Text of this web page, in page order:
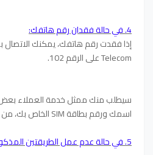
4. في حالة فقدان رقم هاتفك:
Telecom على الرقم 102.
سيطلب منك ممثل خدمة العملاء
اسمك ورقم بطاقة SIM الخاص بك، من أجل العثور على رقم هاتفك.
5. في حالة عدم عمل الطريقتين المذكورتين أعلاه: